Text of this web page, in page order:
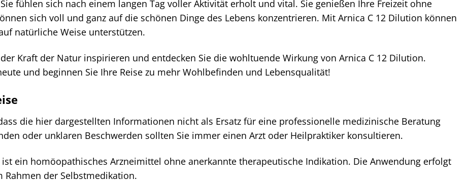
fühlen sich nach einem langen Tag voller Aktivität erholt und vital. Sie genießen Ihre Freizeit ohne
sich voll und ganz auf die schönen Dinge des Lebens konzentrieren. Mit Arnica C 12 Dilution können
natürliche Weise unterstützen.
Kraft der Natur inspirieren und entdecken Sie die wohltuende Wirkung von Arnica C 12 Dilution.
und beginnen Sie Ihre Reise zu mehr Wohlbefinden und Lebensqualität!
die hier dargestellten Informationen nicht als Ersatz für eine professionelle medizinische Beratung
oder unklaren Beschwerden sollten Sie immer einen Arzt oder Heilpraktiker konsultieren.
ein homöopathisches Arzneimittel ohne anerkannte therapeutische Indikation. Die Anwendung erfolgt
der Selbstmedikation.